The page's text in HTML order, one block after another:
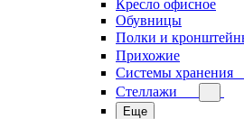
Кресло офисное
Обувницы
Полки и
Прихожие
Системы хранения
Стеллажи
Еще